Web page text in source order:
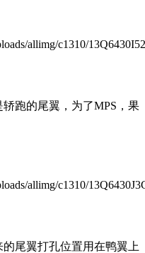
allimg/c1310/
跑的尾翼，为了MPS，果
allimg/c1310/
尾翼打孔位置用在鸭翼上